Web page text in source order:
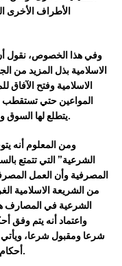
الأطراف الأخرى
وفي هذا الخصوص، نقول
الاسلامية بذل المزيد من
الاسلامية وفتح الآفاق
المواعين حتي
يتطلع لها السوق والمستهلك والزبائن في سلطنة عمان وحواليها.
ومن المعلوم أنه
الشرعية” التي تتمتع
المصرفية وأن العمل
من الشريعة الاسلامية
الشرعية في المصارف
واعتماد أنه يتم وفق
شرعا ومقبول شرعا،
أحكام الشريعة الاسلامية التي يرغب فيها تقربا لربه.